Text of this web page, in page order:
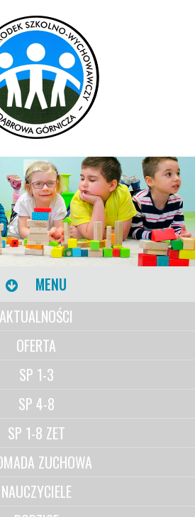
MENU
AKTUALNOŚCI
OFERTA
SP 1-3
SP 4-8
SP 1-8 ZET
ZUCHOWA
NAUCZYCIELE